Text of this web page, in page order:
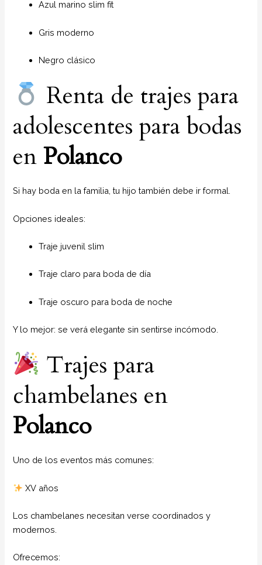
Azul marino slim fit
Gris moderno
Negro clásico
Renta de trajes para
adolescentes para bodas
enPolanco
Si hay boda en la familia, tu hijo también debe ir formal.
Opciones ideales:
Traje juvenil slim
Traje claro para boda de día
Traje oscuro para boda de noche
Y lo mejor: se verá elegante sin sentirse incómodo.
Trajes para
chambelanes en
Polanco
Uno de los eventos más comunes:
XV años
Los chambelanes necesitan verse coordinados y
modernos.
Ofrecemos: